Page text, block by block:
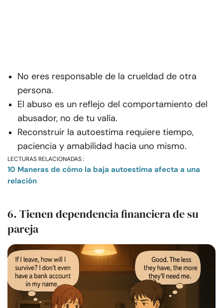
No eres responsable de la crueldad de otra
persona.
El abuso es un reflejo del comportamiento del
abusador, no de tu valía.
Reconstruir la autoestima requiere tiempo,
paciencia y amabilidad hacia uno mismo.
LECTURAS RELACIONADAS :
10 Maneras de cómo la baja autoestima afecta a una
relación
6. Tienen dependencia financiera de su
pareja